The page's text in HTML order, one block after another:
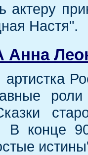
актеру
Настя".
конце